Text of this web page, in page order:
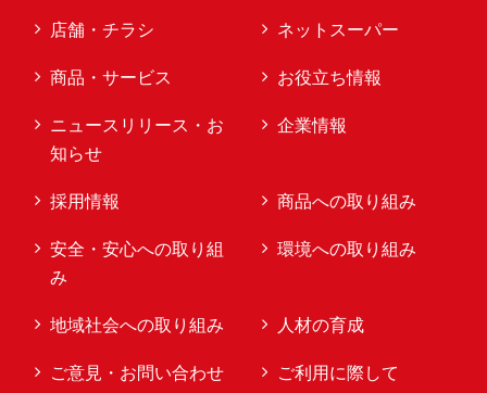
店舗・チラシ ネットスーパー
商品・サービス お役立ち情報
ニュースリリース・お
知らせ
企業情報
採用情報 商品への取り組み
安全・安心への取り組
み
環境への取り組み
地域社会への取り組み 人材の育成
ご意見・お問い合わせ ご利用に際して